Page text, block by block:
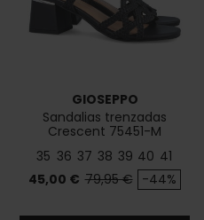
GIOSEPPO
Sandalias trenzadas
Crescent 75451-M
35 36 37 38 39 40 41
Precio
45,00 € Precio base
79,95 € -44%